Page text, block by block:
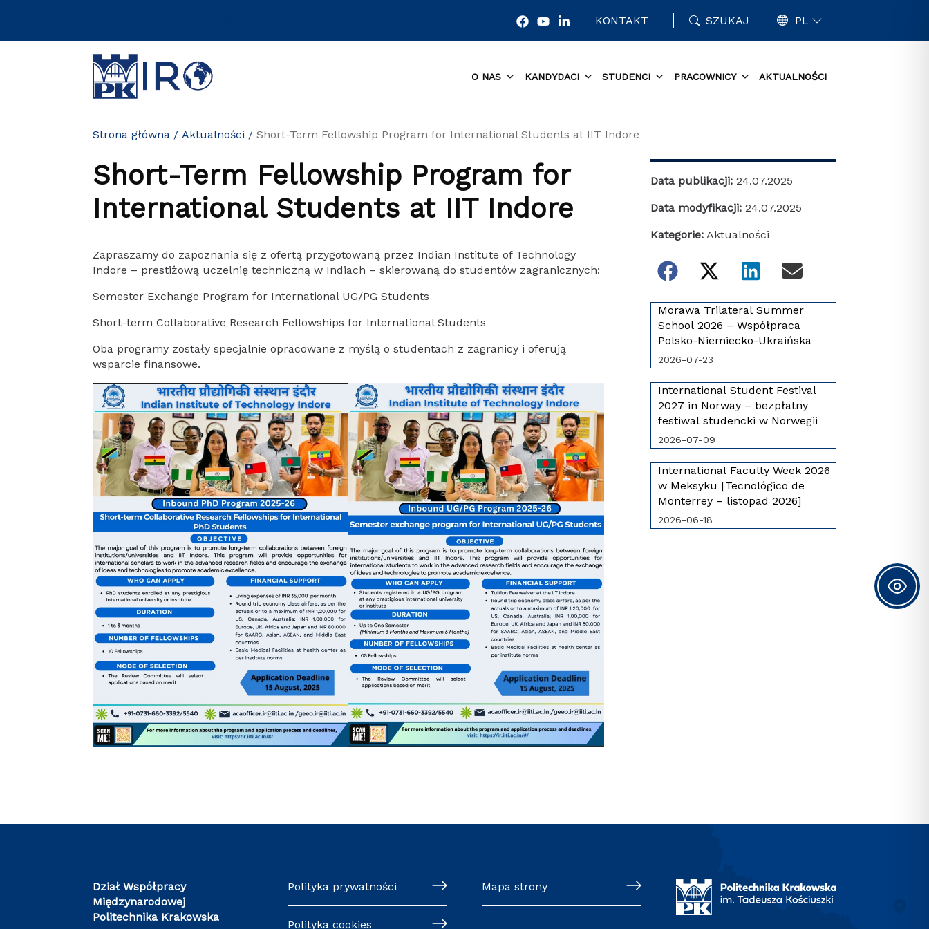
KONTAKT SZUKAJ PL
O NAS KANDYDACI STUDENCI PRACOWNICY AKTUALNOŚCI
Strona główna Aktualności Short-Term Fellowship Program for International Students at IIT Indore
Short-Term Fellowship Program for
International Students at IIT Indore
Zapraszamy do zapoznania się z ofertą przygotowaną przez Indian Institute of Technology
Indore – prestiżową uczelnię techniczną w Indiach – skierowaną do studentów zagranicznych:
Semester Exchange Program for International UG/PG Students
Short-term Collaborative Research Fellowships for International Students
Oba programy zostały specjalnie opracowane z myślą o studentach z zagranicy i oferują
wsparcie finansowe.
Data publikacji: 24.07.2025
Data modyfikacji: 24.07.2025
Kategorie: Aktualności
Morawa Trilateral Summer
School 2026 – Współpraca
Polsko-Niemiecko-Ukraińska
2026-07-23
International Student Festival
2027 in Norway – bezpłatny
festiwal studencki w Norwegii
2026-07-09
International Faculty Week 2026
w Meksyku [Tecnológico de
Monterrey – listopad 2026]
2026-06-18
Dział Współpracy
Międzynarodowej
Politechnika Krakowska
Polityka prywatności
Polityka cookies
Mapa strony